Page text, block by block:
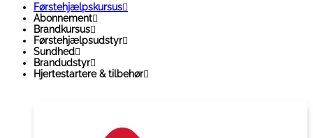
Førstehjælpskursus
Abonnement
Brandkursus
Førstehjælpsudstyr
Sundhed
Brandudstyr
Hjertestartere & tilbehør